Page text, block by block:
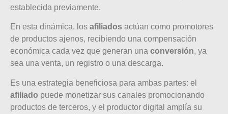
establecida previamente.
En esta dinámica, los afiliados actúan como promotores
de productos ajenos, recibiendo una compensación
económica cada vez que generan una conversión, ya
sea una venta, un registro o una descarga.
Es una estrategia beneficiosa para ambas partes: el
afiliado puede monetizar sus canales promocionando
productos de terceros, y el productor digital amplía su